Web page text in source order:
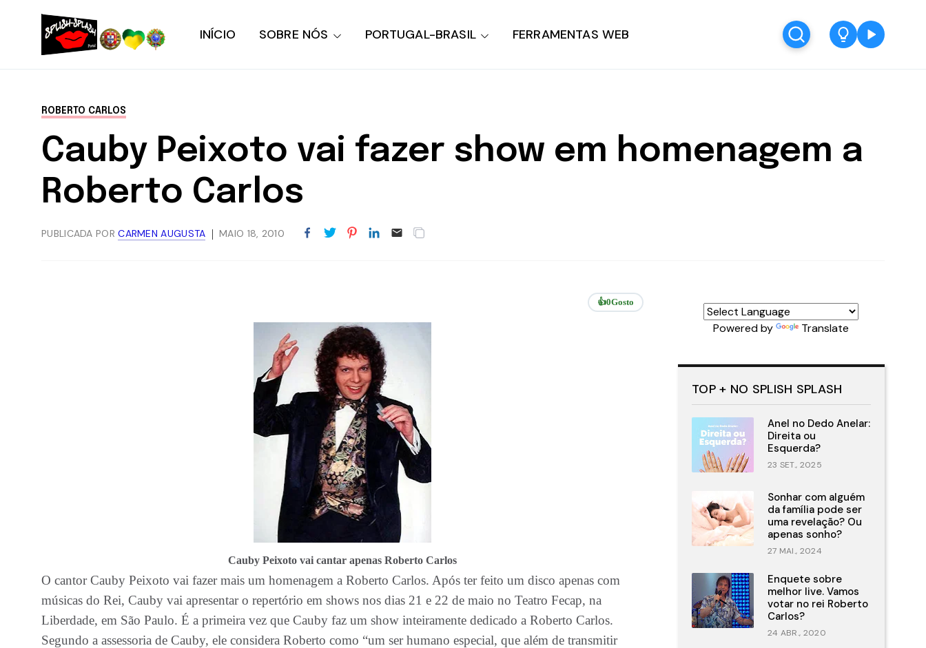
INÍCIO SOBRE NÓS PORTUGAL-BRASIL FERRAMENTAS WEB
ROBERTO CARLOS
Cauby Peixoto vai fazer show em homenagem a
Roberto Carlos
PUBLICADA PORCARMEN AUGUSTA MAIO 18, 2010
👍0Gosto
Cauby Peixoto vai cantar apenas Roberto Carlos
O cantor Cauby Peixoto vai fazer mais um homenagem a Roberto Carlos. Após ter feito um disco apenas com
músicas do Rei, Cauby vai apresentar o repertório em shows nos dias 21 e 22 de maio no Teatro Fecap, na
Liberdade, em São Paulo. É a primeira vez que Cauby faz um show inteiramente dedicado a Roberto Carlos.
Segundo a assessoria de Cauby, ele considera Roberto como “um ser humano especial, que além de transmitir
Powered by Translate
TOP + NO SPLISH SPLASH
Anel no Dedo Anelar:
Direita ou
Esquerda?
23 SET., 2025
Sonhar com alguém
da família pode ser
uma revelação? Ou
apenas sonho?
27 MAI., 2024
Enquete sobre
melhor live. Vamos
votar no rei Roberto
Carlos?
24 ABR., 2020